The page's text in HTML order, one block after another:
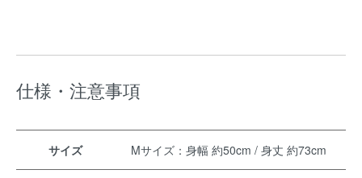
仕様・注意事項
サイズ Mサイズ：身幅 約50cm / 身丈 約73cm